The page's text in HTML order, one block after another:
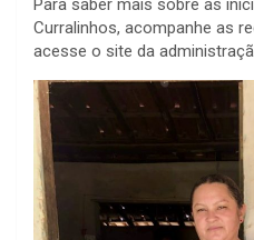
Para saber mais sobre as
Curralinhos, acompanhe as
acesse o site da